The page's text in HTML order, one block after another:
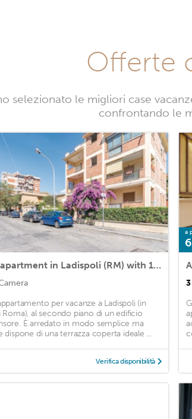
Offerte
selezionato le migliori case
confrontando le
Amazing apartment in Ladispoli (RM) with 1 Bedrooms and WiFi
per vacanze a Ladispoli (in
Roma), al secondo piano di un edificio
È arredato in modo semplice ma
dispone di una terrazza coperta ideale ...
Verifica disponibilità
a
3